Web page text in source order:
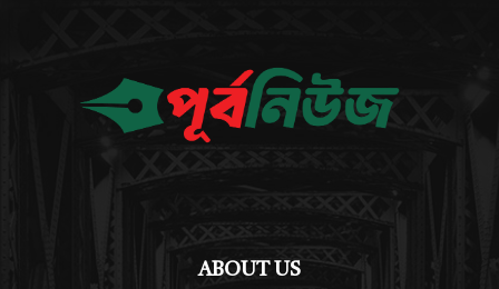
ABOUT US